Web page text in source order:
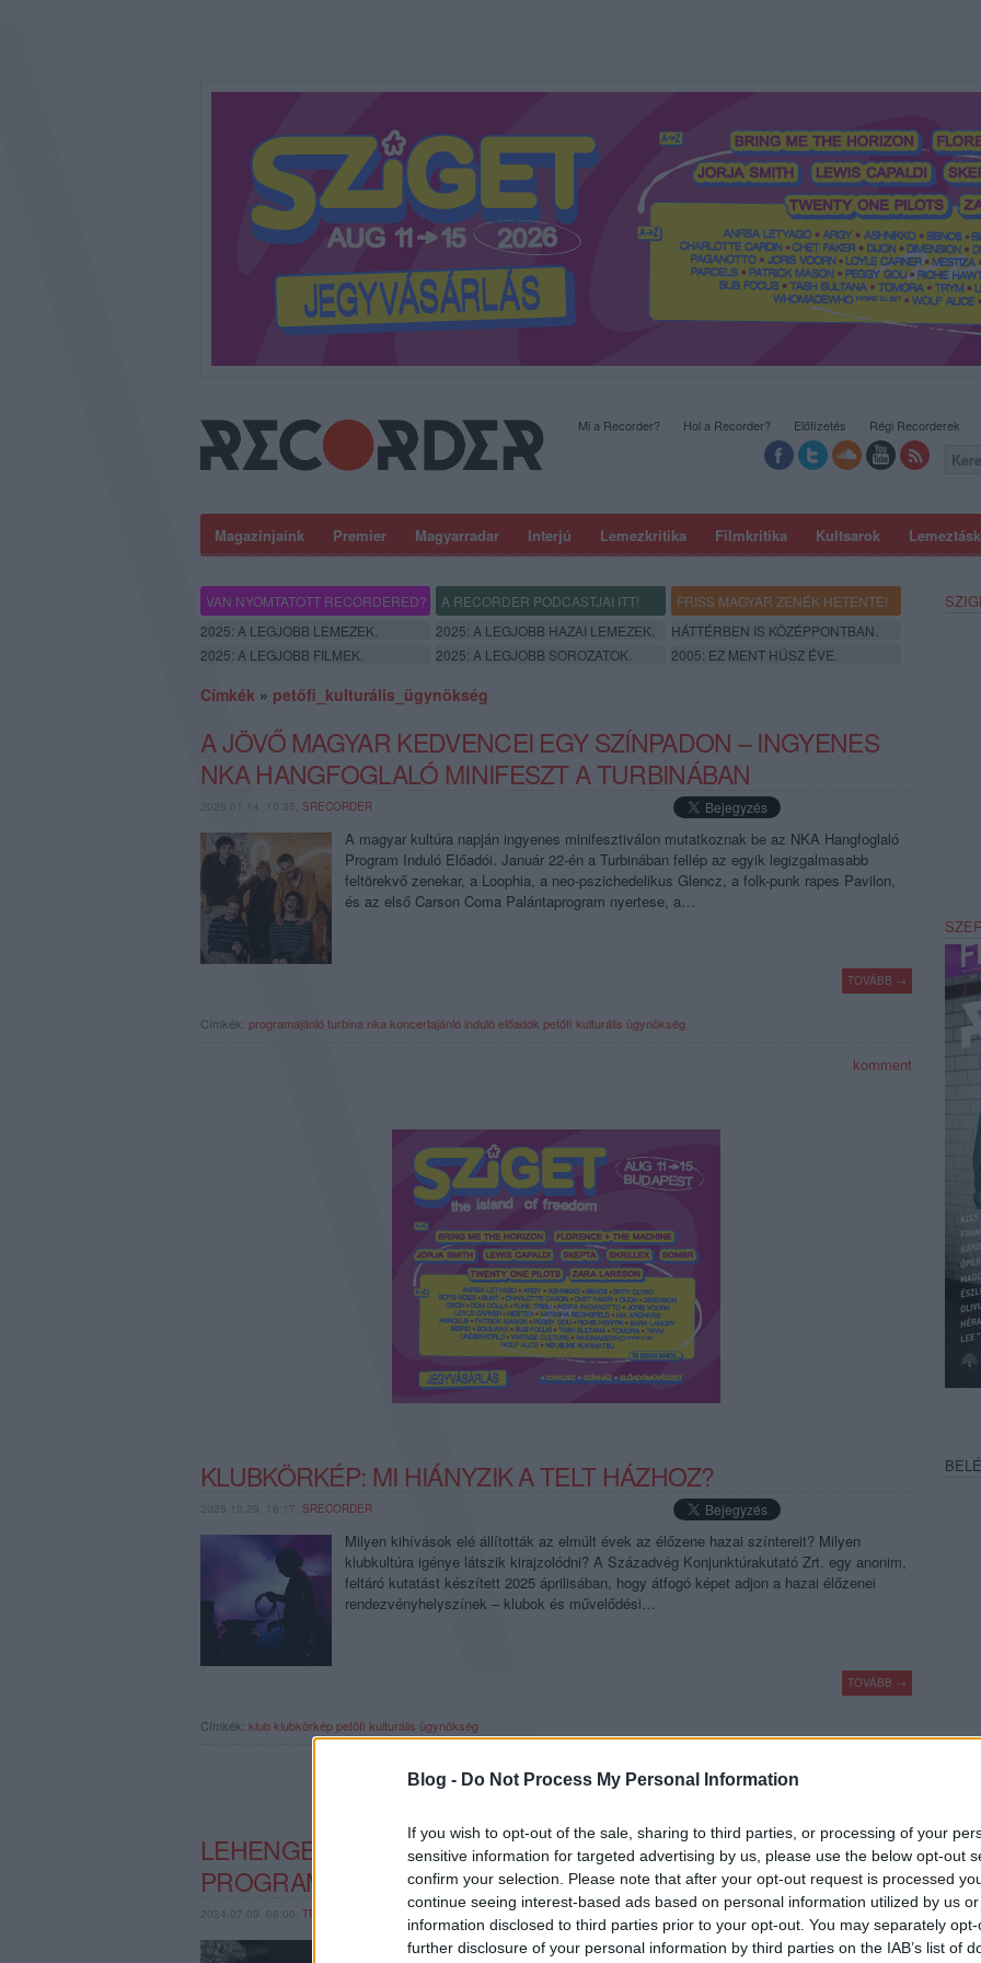
Blog - Do Not Process My Personal Information
If you wish to opt-out of the sale, sharing to third parties, or processing of your
sensitive information for targeted advertising by us, please use the below opt-out
confirm your selection. Please note that after your opt-out request is processed
continue seeing interest-based ads based on personal information utilized by us
information disclosed to third parties prior to your opt-out. You may separately
further disclosure of your personal information by third parties on the IAB’s list of
Magazinjaink Premier Magyarradar Interjú Lemezkritika Filmkritika Kultsarok
Mi a Recorder? Hol a Recorder? Előfizetés Régi Recorderek
VAN NYOMTATOTT RECORDERED? A RECORDER PODCASTJAI ITT!
FRISS MAGYAR ZENÉK HETENTE!
2025: A LEGJOBB LEMEZEK.
2025: A LEGJOBB HAZAI LEMEZEK.
HÁTTÉRBEN IS KÖZÉPPONTBAN.
2025: A LEGJOBB FILMEK.
2025: A LEGJOBB SOROZATOK. 2005: EZ MENT HÚSZ ÉVE.
Címkék » petőfi_kulturális_ügynökség
A JÖVŐ MAGYAR KEDVENCEI EGY SZÍNPADON – INGYENES
NKA HANGFOGLALÓ MINIFESZT A TURBINÁBAN
2026.01.14. 10:35, SRECORDER
A magyar kultúra napján ingyenes minifesztiválon mutatkoznak be az NKA Hangfoglaló
Program Induló Előadói. Január 22-én a Turbinában fellép az egyik legizgalmasabb
feltörekvő zenekar, a Loophia, a neo-pszichedelikus Glencz, a folk-punk rapes Pavilon,
és az első Carson Coma Palántaprogram nyertese, a…
TOVÁBB →
Címkék: programajánlóturbina nka koncertajánló induló előadók petőfi kulturális ügynökség
komment
KLUBKÖRKÉP: MI HIÁNYZIK A TELT HÁZHOZ?
2025.10.29. 16:17, SRECORDER
Milyen kihívások elé állították az elmúlt évek az élőzene hazai színtereit? Milyen
klubkultúra igénye látszik kirajzolódni? A Századvég Konjunktúrakutató Zrt. egy anonim,
feltáró kutatást készített 2025 áprilisában, hogy átfogó képet adjon a hazai élőzenei
rendezvényhelyszínek – klubok és művelődési…
TOVÁBB →
Címkék: klub klubkörkép petőfi kulturális ügynökség
LEHENGERLŐ MUZSIKUSOK A HALMOS BÉLA
PROGRAMIRODA NYÁRI PROGRAMSOROZATÁN
2024.07.09. 08:00, TRECORDER
(X) A VI. Óbudai Világzenei Héten startolt el a Halmos Béla Programiroda és a Kobuci